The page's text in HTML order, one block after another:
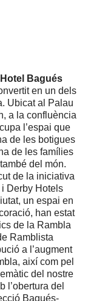
Bagués
en un dels
Ubicat al Palau
a la confluència
l’espai que
de les botigues
de les famílies
del món.
de la iniciativa
Derby Hotels
un espai en
han estat
de la Rambla
Ramblista
a l’augment
així com pel
del nostre
l’obertura del
Bagués-